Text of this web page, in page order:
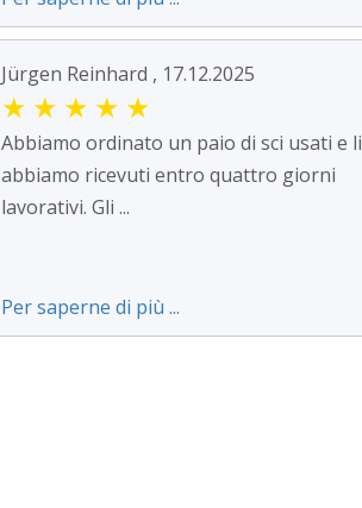
Jürgen Reinhard , 17.12.2025
★ ★ ★ ★ ★
Abbiamo ordinato un paio di sci usati e li
abbiamo ricevuti entro quattro giorni
lavorativi. Gli ...
Per saperne di più ...